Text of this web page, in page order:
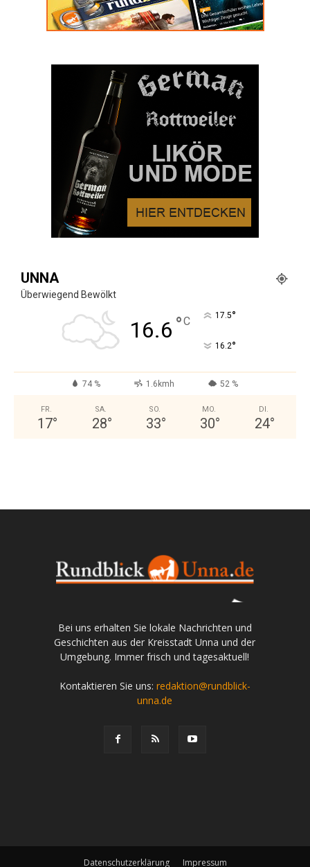
UNNA
Überwiegend Bewölkt
16.6 °C 17.5°
16.2°
74 % 1.6kmh 52 %
FR.
17°
SA.
28°
SO.
33°
MO.
30°
DI.
24°
Bei uns erhalten Sie lokale Nachrichten und
Geschichten aus der Kreisstadt Unna und der
Umgebung. Immer frisch und tagesaktuell!
Kontaktieren Sie uns: redaktion@rundblick-
unna.de
Datenschutzerklärung Impressum